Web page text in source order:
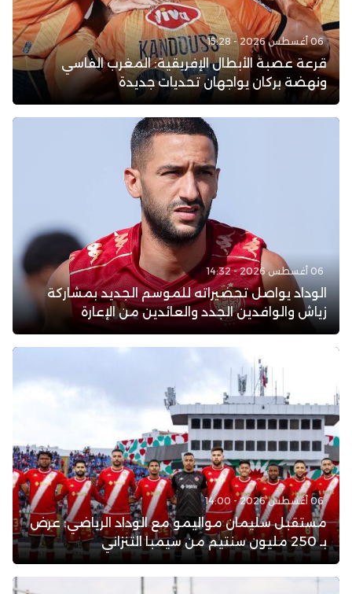
06 أغسطس 2026 - 15:28
قرعة عصبة الأبطال الإفريقية: المغرب الفاسي
ونهضة بركان يواجهان تحديات جديدة
06 أغسطس 2026 - 14:32
الوداد يواصل تحضيراته للموسم الجديد بمشاركة
زياش والوافدين الجدد والعائدين من الإعارة
06 أغسطس 2026 - 14:00
مستقبل سليمان مواليمو مع الوداد الرياضي: عرض
بـ 250 مليون سنتيم من سيمبا التنزاني